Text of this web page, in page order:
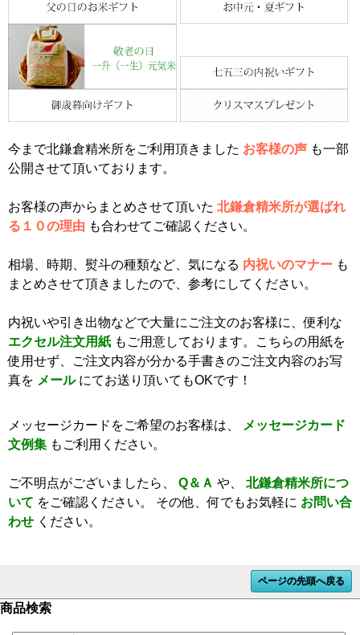
今まで北鎌倉精米所をご利用頂きました お客様の声 も一部
公開させて頂いております。
お客様の声からまとめさせて頂いた 北鎌倉精米所が選ばれ
る１０の理由 も合わせてご確認ください。
相場、時期、熨斗の種類など、気になる 内祝いのマナー も
まとめさせて頂きましたので、参考にしてください。
内祝いや引き出物などで大量にご注文のお客様に、便利な
エクセル注文用紙 もご用意しております。こちらの用紙を
使用せず、ご注文内容が分かる手書きのご注文内容のお写
真を メール にてお送り頂いてもOKです！
メッセージカードをご希望のお客様は、
メッセージカード
文例集 もご利用ください。
ご不明点がございましたら、 Q＆Ａ や、 北鎌倉精米所につ
いて をご確認ください。 その他、何でもお気軽に お問い合
わせ ください。
ページの先頭へ戻る
商品検索